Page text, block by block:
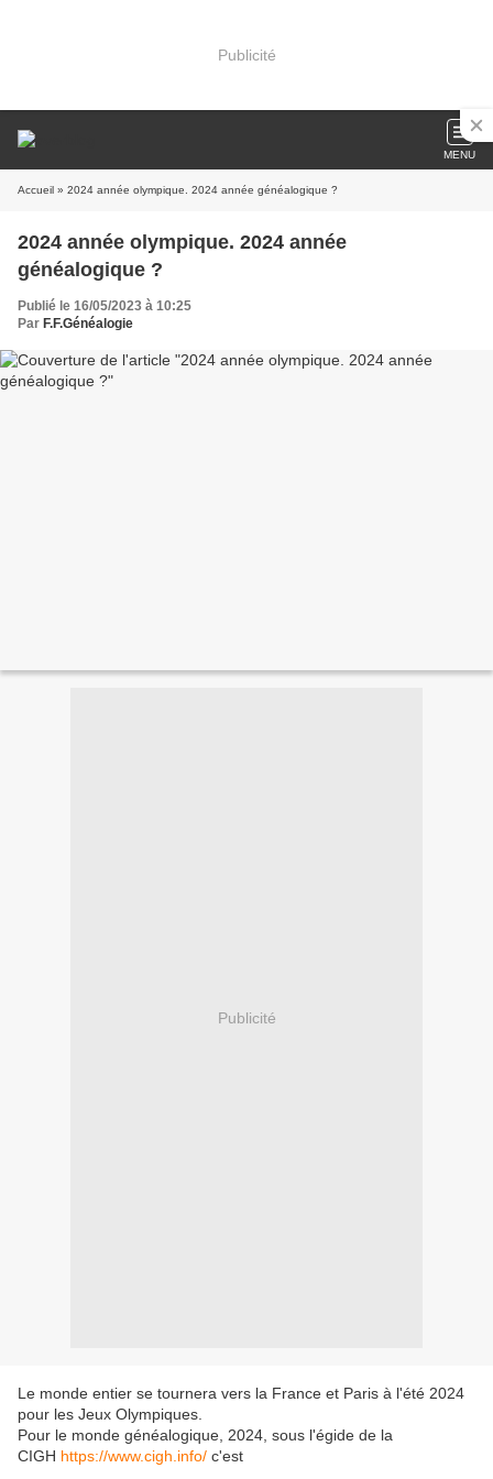
Publicité
MENU
Accueil » 2024 année olympique. 2024 année généalogique ?
2024 année olympique. 2024 année
généalogique ?
Publié le 16/05/2023 à 10:25
Par F.F.Généalogie
Publicité
Le monde entier se tournera vers la France et Paris à l'été 2024
pour les Jeux Olympiques.
Pour le monde généalogique, 2024, sous l'égide de la
CIGH https://www.cigh.info/ c'est